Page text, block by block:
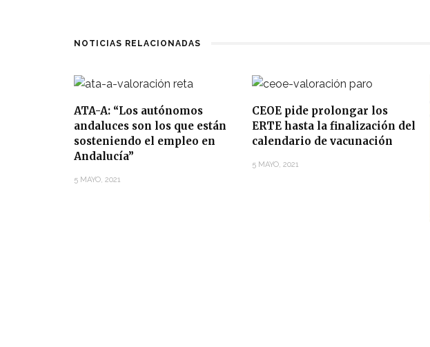
NOTICIAS RELACIONADAS
ATA-A: “Los autónomos
andaluces son los que están
sosteniendo el empleo en
Andalucía”
5 MAYO, 2021
CEOE pide prolongar los
ERTE hasta la finalización del
calendario de vacunación
5 MAYO, 2021